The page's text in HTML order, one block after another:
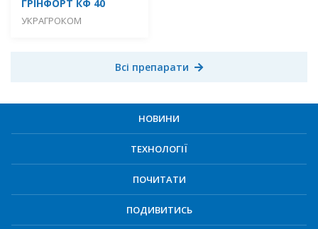
ГРІНФОРТ КФ 40
УКРАГРОКОМ
Всі препарати
НОВИНИ
ТЕХНОЛОГІЇ
ПОЧИТАТИ
ПОДИВИТИСЬ